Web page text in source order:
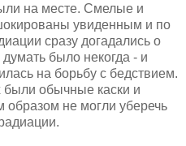
на месте. Смелые и
увиденным и по
сразу догадались о
было некогда - и
на борьбу с бедствием.
обычные каски и
образом не могли уберечь